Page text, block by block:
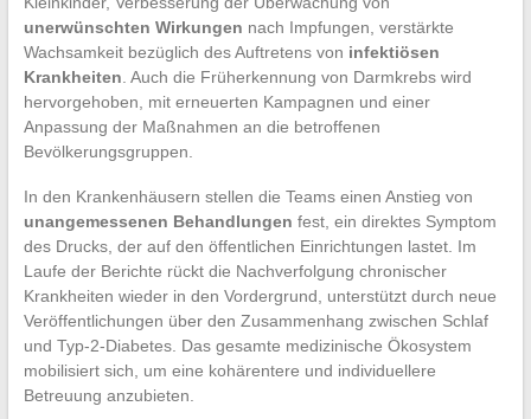
unerwünschten Wirkungen nach Impfungen, verstärkte
Wachsamkeit bezüglich des Auftretens von infektiösen
Krankheiten . Auch die Früherkennung von Darmkrebs wird
hervorgehoben, mit erneuerten Kampagnen und einer
Anpassung der Maßnahmen an die betroffenen
Bevölkerungsgruppen.
In den Krankenhäusern stellen die Teams einen Anstieg von
unangemessenen Behandlungen fest, ein direktes Symptom
des Drucks, der auf den öffentlichen Einrichtungen lastet. Im
Laufe der Berichte rückt die Nachverfolgung chronischer
Krankheiten wieder in den Vordergrund, unterstützt durch neue
Veröffentlichungen über den Zusammenhang zwischen Schlaf
und Typ-2-Diabetes. Das gesamte medizinische Ökosystem
mobilisiert sich, um eine kohärentere und individuellere
Betreuung anzubieten.